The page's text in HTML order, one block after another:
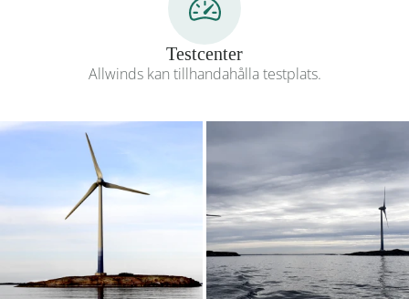
Testcenter
Allwinds kan tillhandahålla testplats.